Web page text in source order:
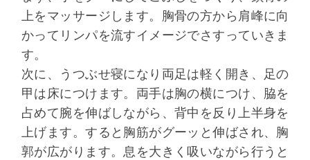
上をマッサージします。胸骨の方から肩峰に向
かってリンパを流すイメージでさすっていきま
す。
次に、うつぶせ寝になり両足は軽く開き、足の
甲は床につけます。両手は胸の横につけ、脇を
占めて腕を伸ばしながら、背中を反り上半身を
上げます。すると胸筋がグーッと伸ばされ、胸
郭が広がります。息を大きく吸いながら行うと